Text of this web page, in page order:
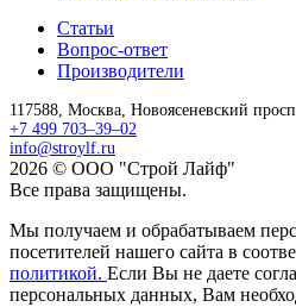
Статьи
Вопрос-ответ
Производители
117588, Москва, Новоясеневский
+7 499 703–39–02
info@stroylf.ru
2026 © ООО "Строй Лайф"
Все права защищены.
Мы получаем и обрабатываем
посетителей нашего сайта в
политикой. Если Вы не даете
персональных данных, Вам